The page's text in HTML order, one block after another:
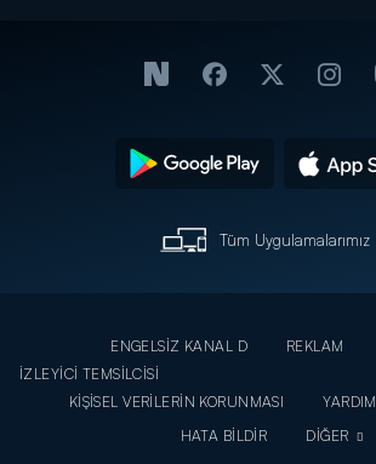
Tüm Uygulamalarımız
ENGELSİZ KANAL D REKLAM
İZLEYİCİ TEMSİLCİSİ
KİŞİSEL VERİLERİN KORUNMASI
YARDIM
HATA BİLDİR
DİĞER